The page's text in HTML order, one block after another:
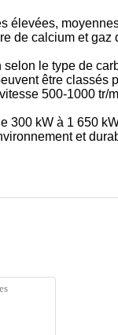
élevées,
de calcium et
le type de
être classés
500-1000 tr/
300 kW à 1 650
et